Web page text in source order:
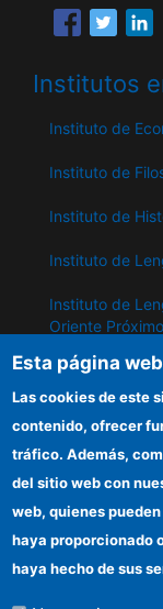
Institutos
Instituto de
Instituto de
Instituto de
Instituto de
Instituto de
Oriente Próximo
Instituto de
IPP
Sede electrónica
Información para
Organismos
Esta página
Las cookies de este
contenido, ofrecer
tráfico. Además,
del sitio web con
web, quienes
haya proporcionado
haya hecho de sus